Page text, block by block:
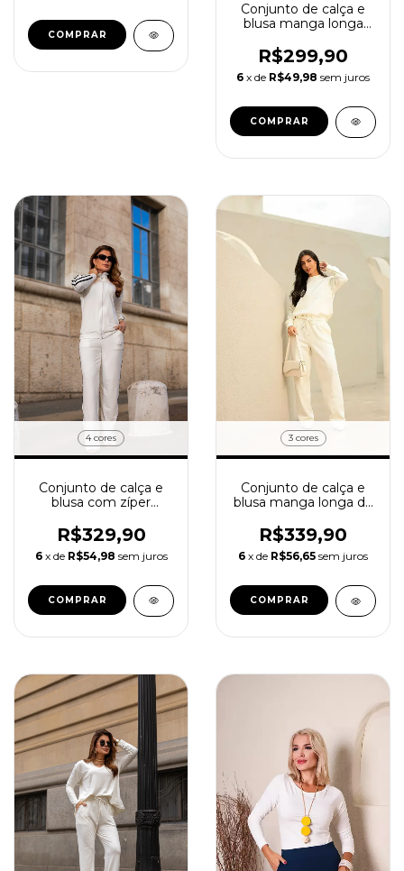
COMPRAR
Conjunto de calça e
blusa manga longa
R$299,90
6 x de R$49,98 sem juros
COMPRAR
4 cores
Conjunto de calça e
blusa com zíper
Nick
R$329,90
6 x de R$54,98 sem juros
COMPRAR
3 cores
Conjunto de calça e
blusa manga longa de
R$339,90
6 x de R$56,65 sem juros
COMPRAR